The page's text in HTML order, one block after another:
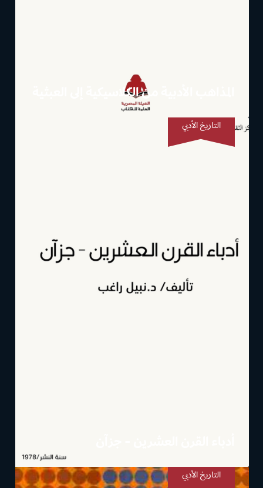
المذاهب الأدبية من الكلاسيكية إلى العبثية
التاريخ الأدبي
التاريخ الأدبي